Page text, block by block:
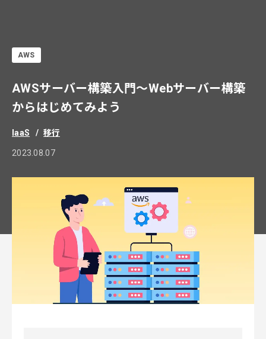
AWS
AWSサーバー構築入門～Webサーバー構築
からはじめてみよう
IaaS 移行
2023.08.07